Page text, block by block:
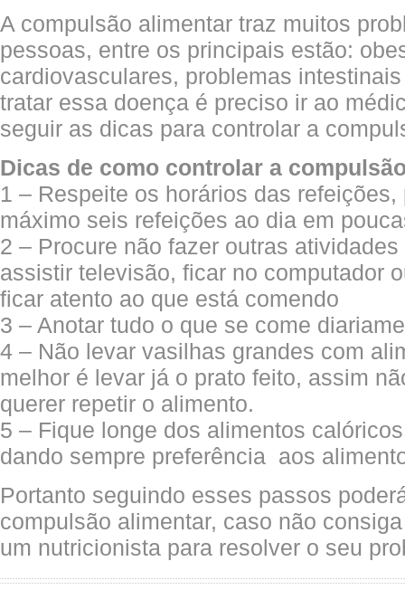
A compulsão alimentar traz muitos
pessoas, entre os principais estão:
cardiovasculares, problemas
tratar essa doença é preciso ir ao
seguir as dicas para controlar a
Dicas de como controlar a
1 – Respeite os horários das
máximo seis refeições ao dia em
2 – Procure não fazer outras
assistir televisão, ficar no computador
ficar atento ao que está comendo
3 – Anotar tudo o que se come
4 – Não levar vasilhas grandes com
melhor é levar já o prato feito, assim
querer repetir o alimento.
5 – Fique longe dos alimentos
dando sempre preferência aos
Portanto seguindo esses passos
compulsão alimentar, caso não
um nutricionista para resolver o seu